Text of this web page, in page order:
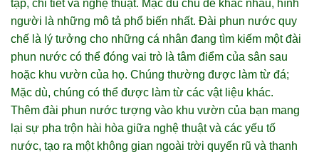
tạp, chi tiết và nghệ thuật. Mặc dù chủ đề khác nhau, hình
người là những mô tả phổ biến nhất. Đài phun nước quy
chế là lý tưởng cho những cá nhân đang tìm kiếm một đài
phun nước có thể đóng vai trò là tâm điểm của sân sau
hoặc khu vườn của họ. Chúng thường được làm từ đá;
Mặc dù, chúng có thể được làm từ các vật liệu khác.
Thêm đài phun nước tượng vào khu vườn của bạn mang
lại sự pha trộn hài hòa giữa nghệ thuật và các yếu tố
nước, tạo ra một không gian ngoài trời quyến rũ và thanh